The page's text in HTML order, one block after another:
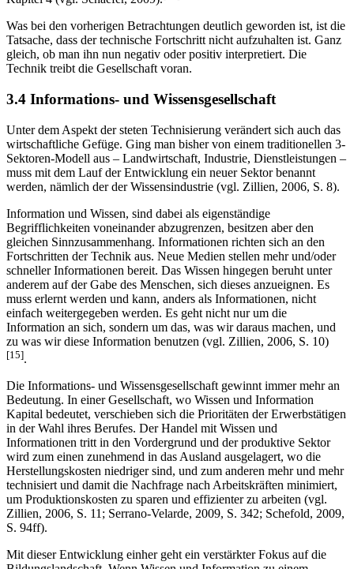
und vereinen einen Teil der Welt
Kapitel 4 (vgl. Schaefer, 2009).[14]
Was bei den vorherigen Betrachtungen deutlich geworden ist, ist die
Tatsache, dass der technische Fortschritt nicht aufzuhalten ist. Ganz
Technik treibt die Gesellschaft voran.
3.4 Informations- und Wissensgesellschaft
Unter dem Aspekt der steten Technisierung verändert sich auch das
wirtschaftliche Gefüge. Ging man bisher von einem traditionellen 3-
Sektoren-Modell aus – Landwirtschaft, Industrie, Dienstleistungen –
werden, nämlich der der Wissensindustrie (vgl. Zillien, 2006, S. 8).
Information und Wissen, sind dabei als eigenständige
Begrifflichkeiten voneinander abzugrenzen, besitzen aber den
gleichen Sinnzusammenhang. Informationen richten sich an den
Fortschritten der Technik aus. Neue Medien stellen mehr und/oder
schneller Informationen bereit. Das Wissen hingegen beruht unter
anderem auf der Gabe des Menschen, sich dieses anzueignen. Es
muss erlernt werden und kann, anders als Informationen, nicht
einfach weitergegeben werden. Es geht nicht nur um die
Information an sich, sondern um das, was wir daraus machen, und
[15].
Die Informations- und Wissensgesellschaft gewinnt immer mehr an
Bedeutung. In einer Gesellschaft, wo Wissen und Information
Kapital bedeutet, verschieben sich die Prioritäten der Erwerbstätigen
in der Wahl ihres Berufes. Der Handel mit Wissen und
Informationen tritt in den Vordergrund und der produktive Sektor
wird zum einen zunehmend in das Ausland ausgelagert, wo die
Herstellungskosten niedriger sind, und zum anderen mehr und mehr
technisiert und damit die Nachfrage nach Arbeitskräften minimiert,
um Produktionskosten zu sparen und effizienter zu arbeiten (vgl.
S. 94ff).